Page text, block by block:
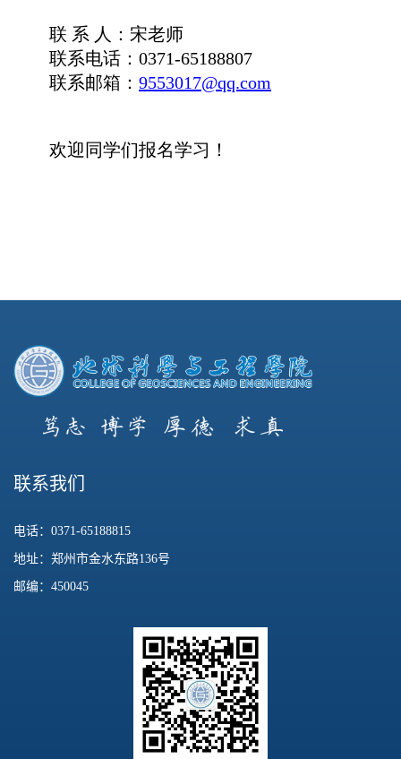
联 系 人： 宋老师
联系电话： 0371-65188807
联系邮箱： 9553017@qq.com
欢迎同学们报名学习！
联系我们
电话：0371-65188815
地址：郑州市金水东路136号
邮编：450045